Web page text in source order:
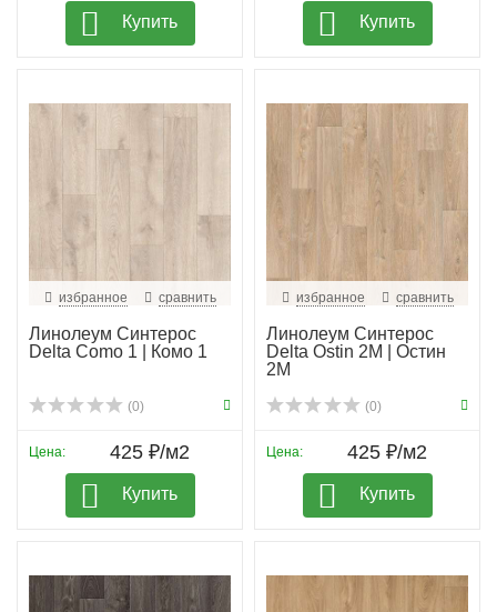
Купить Купить
избранное сравнить
Линолеум Синтерос
Delta Como 1 | Комо 1
(0)
Цена: 425 ₽/м2
Купить
избранное сравнить
Линолеум Синтерос
Delta Ostin 2M | Остин
2М
(0)
Цена: 425 ₽/м2
Купить